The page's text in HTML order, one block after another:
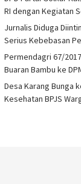
RI dengan Kegiatan
Jurnalis Diduga
Serius Kebebasan
Permendagri 67/
Buaran Bambu ke
Desa Karang Bunga
Kesehatan BPJS